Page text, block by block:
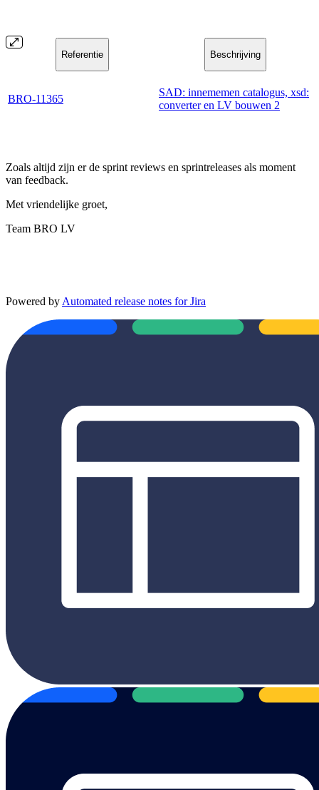
Referentie Beschrijving
BRO-11365
SAD: innememen catalogus, xsd:
converter en LV bouwen 2
Zoals altijd zijn er de sprint reviews en sprintreleases als moment
van feedback.
Met vriendelijke groet,
Team BRO LV
Powered by Automated release notes for Jira